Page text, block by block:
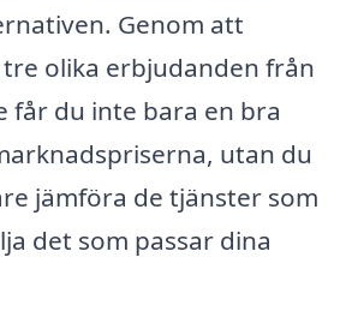
Genom att
olika erbjudanden från
får du inte bara en bra
utan du
jämföra de tjänster som
det som passar dina